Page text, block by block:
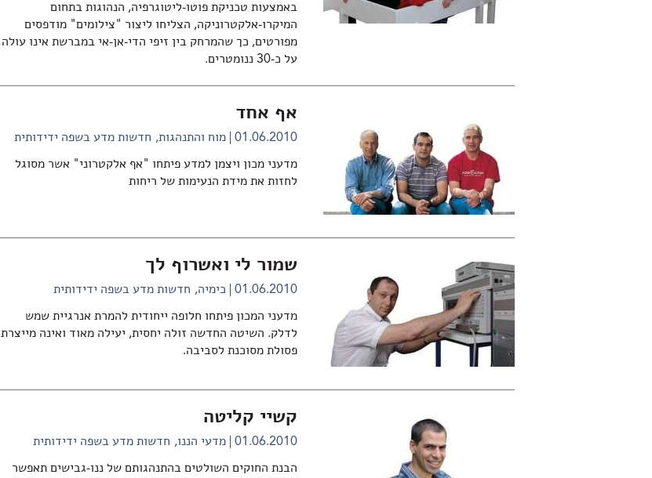
באמצעות טכניקת פוטו-ליטוגרפיה, הנהוגות בתחום
המיקרו-אלקטרוניקה, הצליחו ליצור "צילומים" מודפסים
מפורטים, כך שהמרחק בין זיפי הדי-אן-אי במברשת אינו עולה
על כ-30 ננומטרים.
אף אחד
01.06.2010 מוח והתנהגות חדשות מדע בשפה ידידותית
מדעני מכון ויצמן למדע פיתחו "אף אלקטרוני" אשר מסוגל
לחזות את מידת הנעימות של ריחות
שמור לי ואשרוף לך
01.06.2010 כימיה חדשות מדע בשפה ידידותית
מדעני המכון פיתחו חלופה ייחודית להמרת אנרגיית שמש
לדלק. השיטה החדשה זולה יחסית, יעילה מאוד ואינה מייצרת
פסולת מסוכנת לסביבה.
קשיי קליטה
01.06.2010 מדעי הננו חדשות מדע בשפה ידידותית
הבנת החוקים השולטים בהתנהגותם של ננו-גבישים תאפשר